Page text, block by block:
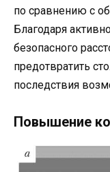
по сравнению с
Благодаря
безопасного
предотвратить
последствия
Повышение